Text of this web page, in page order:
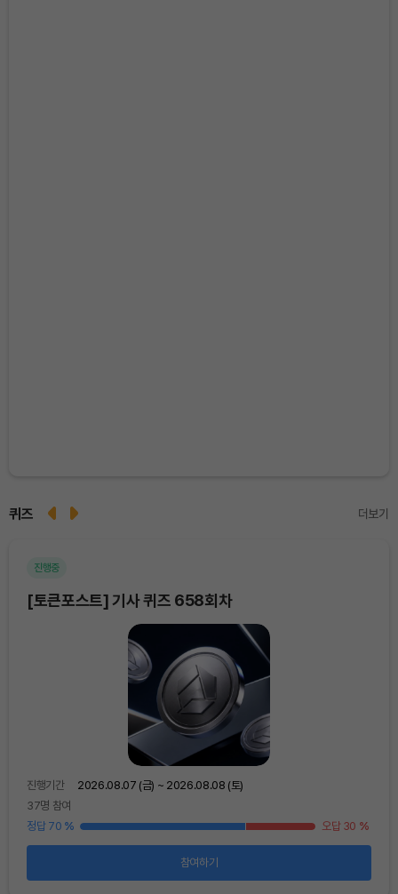
퀴즈 더보기
진행중
[토큰포스트] 기사 퀴즈 658회차
진행기간
2026.08.07 (금) ~ 2026.08.08 (토)
37명 참여
정답 70 % 오답 30 %
참여하기